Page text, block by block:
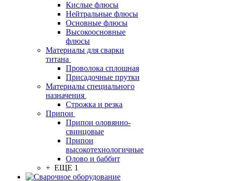
Кислые флюсы
Нейтральные флюсы
Основные флюсы
Высокоосновные
флюсы
Материалы для сварки
титана
Проволока сплошная
Присадочные прутки
Материалы специального
назначения
Строжка и резка
Припои
Припои оловянно-
свинцовые
Припои
высокотехнологичные
Олово и баббит
+ ЕЩЕ 1